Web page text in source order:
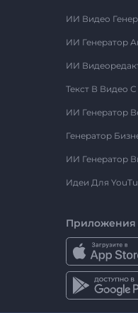
ИИ Видео
ИИ Генератор
ИИ
Текст В Видео
ИИ Генератор
Генератор
ИИ Генератор
Идеи Для
Приложения